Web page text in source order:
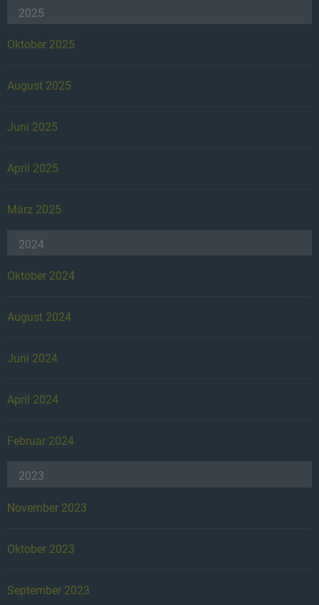
2025
Oktober 2025
August 2025
Juni 2025
April 2025
März 2025
2024
Oktober 2024
August 2024
Juni 2024
April 2024
Februar 2024
2023
November 2023
Oktober 2023
September 2023